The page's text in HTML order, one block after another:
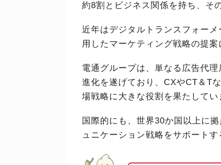
約8割とビジネス関係を持ち、そ
近年はデジタルトランスフォー
用したマーケティング戦略の提案
電通グループは、単なる広告代
進化を遂げており、CXやCT＆T
場戦略に大きな役割を果たしてい
国際的にも、世界30か国以上に
ュニケーション戦略をサポート